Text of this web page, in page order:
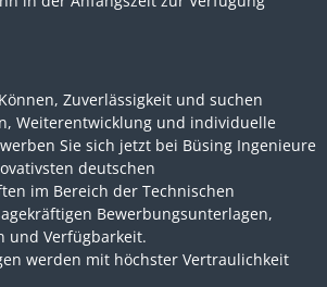
Zuverlässigkeit und suchen
Weiterentwicklung und individuelle
Sie sich jetzt bei Büsing Ingenieure
deutschen
im Bereich der Technischen
Bewerbungsunterlagen,
und Verfügbarkeit.
werden mit höchster Vertraulichkeit